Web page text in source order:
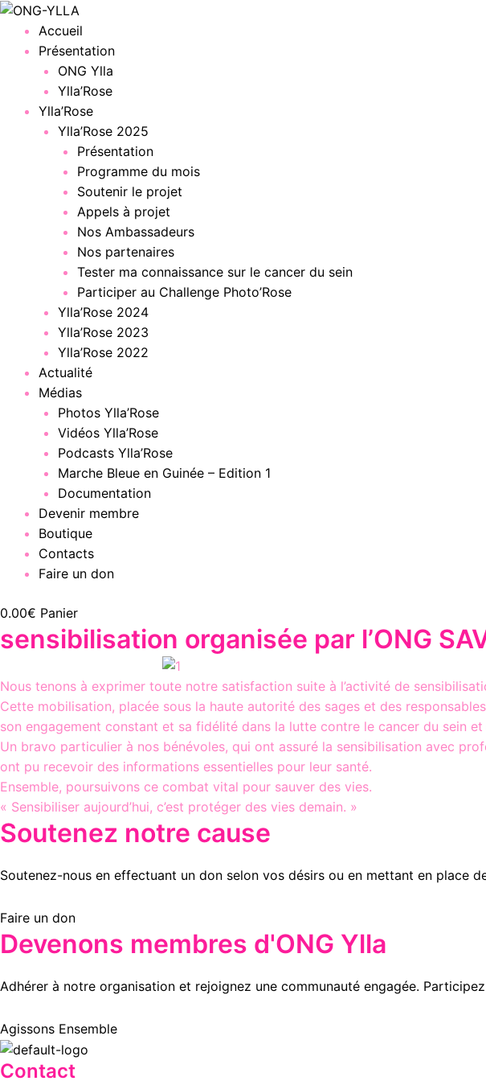
Menu Accueil
Présentation
ONG Ylla
Ylla’Rose
Ylla’Rose
Ylla’Rose 2025
Présentation
Programme du mois
Soutenir le projet
Appels à projet
Nos Ambassadeurs
Nos partenaires
Tester ma connaissance sur le cancer du sein
Participer au Challenge Photo’Rose
Ylla’Rose 2024
Ylla’Rose 2023
Ylla’Rose 2022
Actualité
Médias
Photos Ylla’Rose
Vidéos Ylla’Rose
Podcasts Ylla’Rose
Marche Bleue en Guinée – Edition 1
Documentation
Devenir membre
Boutique
Contacts
Faire un don
0.00€ Panier
sensibilisation organisée par l’ONG
Nous tenons à exprimer toute notre satisfaction suite à l’activité de
Cette mobilisation, placée sous la haute autorité des sages et des
son engagement constant et sa fidélité dans la lutte contre le cancer du sein
Un bravo particulier à nos bénévoles, qui ont assuré la sensibilisation avec
ont pu recevoir des informations essentielles pour leur santé.
Ensemble, poursuivons ce combat vital pour sauver des vies.
« Sensibiliser aujourd’hui, c’est protéger des vies demain. »
Soutenez notre cause
Soutenez-nous en effectuant un don selon vos désirs ou en mettant en place
Faire un don
Devenons membres d'ONG Ylla
Adhérer à notre organisation et rejoignez une communauté engagée.
Agissons Ensemble
Contact